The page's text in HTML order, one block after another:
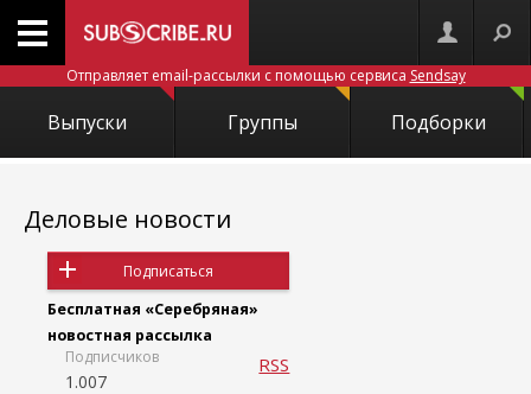
Отправляет email-рассылки с помощью сервиса Sendsay
Выпуски Группы Подборки
Деловые новости
Подписаться
Бесплатная «Серебряная»
новостная рассылка
Подписчиков
1.007
RSS